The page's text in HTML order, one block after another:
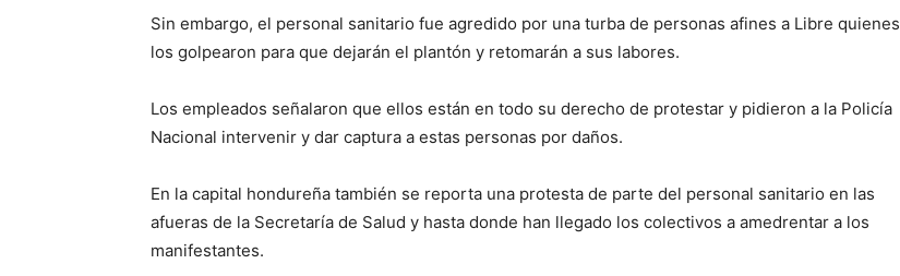
Sin embargo, el personal sanitario fue agredido por una turba de personas afines a Libre quienes
los golpearon para que dejarán el plantón y retomarán a sus labores.
Los empleados señalaron que ellos están en todo su derecho de protestar y pidieron a la Policía
Nacional intervenir y dar captura a estas personas por daños.
En la capital hondureña también se reporta una protesta de parte del personal sanitario en las
afueras de la Secretaría de Salud y hasta donde han llegado los colectivos a amedrentar a los
manifestantes.